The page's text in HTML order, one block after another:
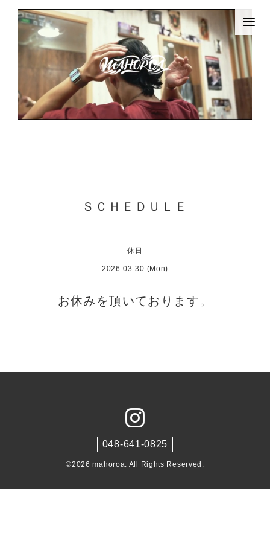
ＳＣＨＥＤＵＬＥ
休日
2026-03-30 (Mon)
お休みを頂いております。
048-641-0825
©2026mahoroa. All Rights Reserved.